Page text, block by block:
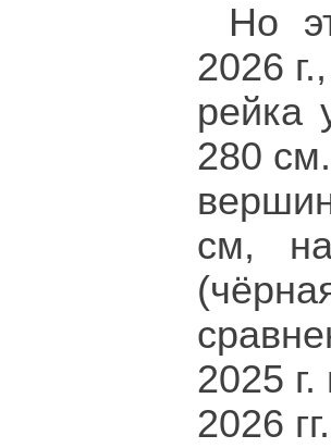
Но
2026
рейка
280
см,
2025
2026